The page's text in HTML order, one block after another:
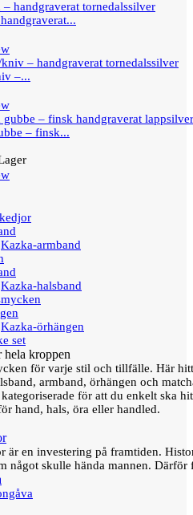
–...
– finsk...
Kazka-armband
Kazka-halsband
Kazka-örhängen
set
hela kroppen
för varje stil och tillfälle. Här
armband, örhängen och
för att du enkelt ska
hand, hals, öra eller handled.
är en investering på framtiden.
något skulle hända mannen.